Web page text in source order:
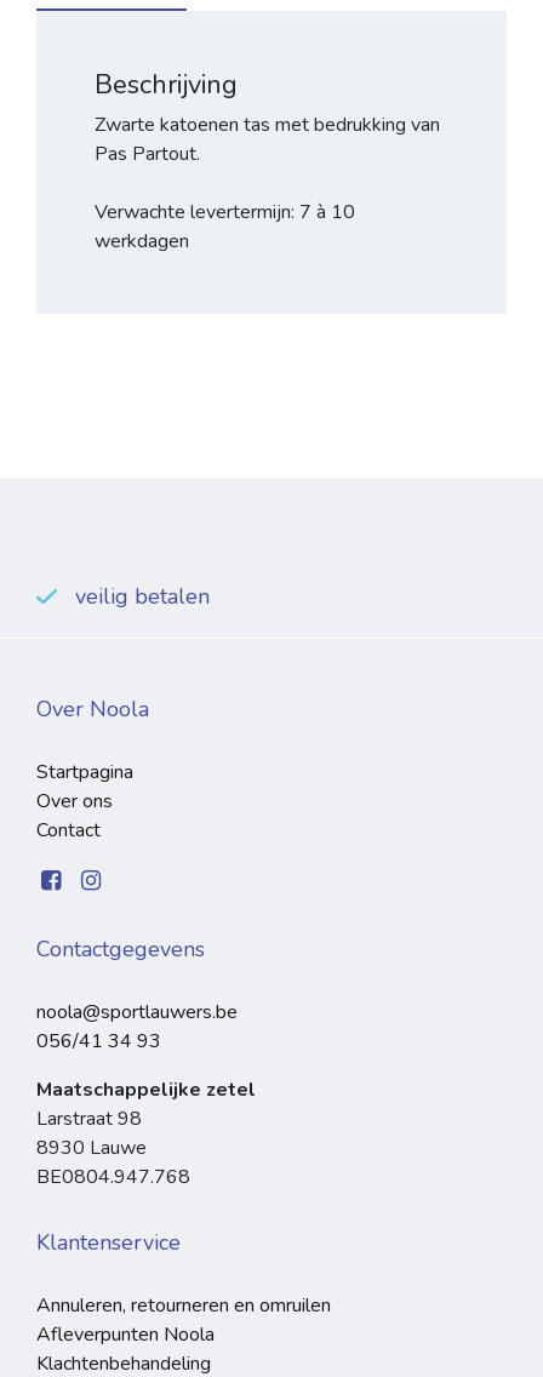
Beschrijving
Zwarte katoenen tas met bedrukking van
Pas Partout.
Verwachte levertermijn: 7 à 10
werkdagen
veilig betalen
Over Noola
Startpagina
Over ons
Contact
Contactgegevens
noola@sportlauwers.be
056/41 34 93
Maatschappelijke zetel
Larstraat 98
8930 Lauwe
BE0804.947.768
Klantenservice
Annuleren, retourneren en omruilen
Afleverpunten Noola
Klachtenbehandeling